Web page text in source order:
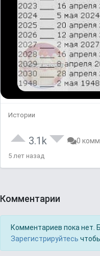
Истории
3.1k 0
5 лет назад
Комментарии
Комментариев пока нет.
Зарегистрируйтесь